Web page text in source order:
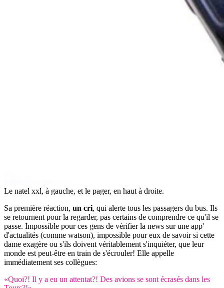
Le natel xxl, à gauche, et le pager, en haut à droite.
Sa première réaction, un cri, qui alerte tous les passagers du bus. Ils
se retournent pour la regarder, pas certains de comprendre ce qu'il se
passe. Impossible pour ces gens de vérifier la news sur une app'
d'actualités (comme watson), impossible pour eux de savoir si cette
dame exagère ou s'ils doivent véritablement s'inquiéter, que leur
monde est peut-être en train de s'écrouler! Elle appelle
immédiatement ses collègues:
«Quoi?! Il y a eu un attentat?! Des avions se sont écrasés dans les